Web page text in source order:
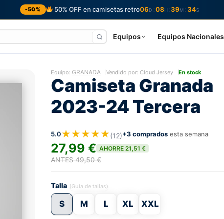
-50% 50% OFF en camisetas retro06D :08H : 39M : 33S
Equipos Equipos Nacionales
Equipo: GRANADA Vendido por: Cloud Jersey En stock
Camiseta Granada
2023-24 Tercera
5.0★★★★★(12)+3 comprados esta semana
27,99 € AHORRE 21,51 €
ANTES 49,50 €
Talla (Guía de tallas)
S M L XL XXL